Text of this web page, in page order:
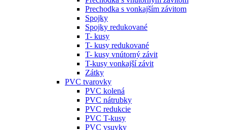
Prechodka s vonkajším závitom
Spojky
Spojky redukované
T- kusy
T- kusy redukované
T- kusy vnútorný závit
T-kusy vonkajší závit
Zátky
PVC tvarovky
PVC kolená
PVC nátrubky
PVC redukcie
PVC T-kusy
PVC vsuvky